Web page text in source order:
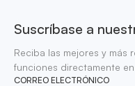
Suscríbase a
Reciba las mejores y más
funciones directamente
CORREO ELECTRÓNICO